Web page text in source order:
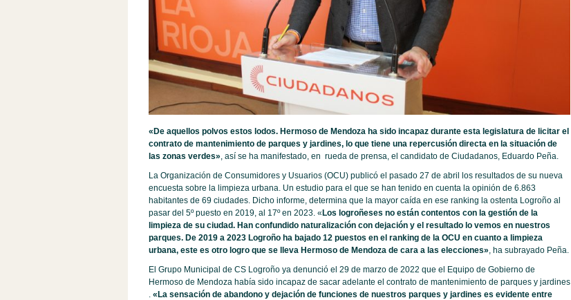
«De aquellos polvos estos lodos. Hermoso de Mendoza ha sido incapaz durante esta legislatura de licitar el
contrato de mantenimiento de parques y jardines, lo que tiene una repercusión directa en la situación de
las zonas verdes», así se ha manifestado, en rueda de prensa, el candidato de Ciudadanos, Eduardo Peña.
La Organización de Consumidores y Usuarios (OCU) publicó el pasado 27 de abril los resultados de su nueva
encuesta sobre la limpieza urbana. Un estudio para el que se han tenido en cuenta la opinión de 6.863
habitantes de 69 ciudades. Dicho informe, determina que la mayor caída en ese ranking la ostenta Logroño al
pasar del 5º puesto en 2019, al 17º en 2023. «Los logroñeses no están contentos con la gestión de la
limpieza de su ciudad. Han confundido naturalización con dejación y el resultado lo vemos en nuestros
parques. De 2019 a 2023 Logroño ha bajado 12 puestos en el ranking de la OCU en cuanto a limpieza
urbana, este es otro logro que se lleva Hermoso de Mendoza de cara a las elecciones», ha subrayado Peña.
El Grupo Municipal de CS Logroño ya denunció el 29 de marzo de 2022 que el Equipo de Gobierno de
Hermoso de Mendoza había sido incapaz de sacar adelante el contrato de mantenimiento de parques y jardines
. «La sensación de abandono y dejación de funciones de nuestros parques y jardines es evidente entre